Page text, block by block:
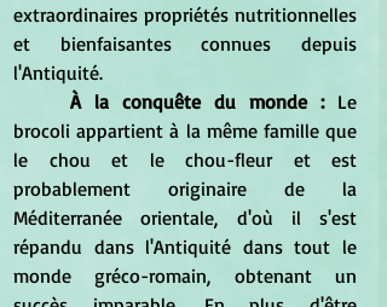
extraordinaires propriétés nutritionnelles
et bienfaisantes connues depuis
l'Antiquité.
	À la conquête du monde :
Le
brocoli appartient à la même famille que
le chou et le chou-fleur et est
probablement originaire de la
Méditerranée orientale, d'où il s'est
répandu dans l'Antiquité dans tout le
monde gréco-romain, obtenant un